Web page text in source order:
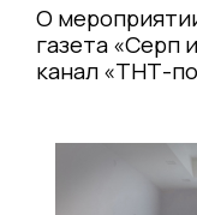
О
газета «Серп
канал «ТНТ-